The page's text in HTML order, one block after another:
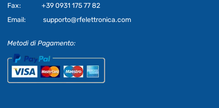
Fax:
+39 0931 175 77 82
Email:
supporto@rfelettronica.com
Metodi di Pagamento: